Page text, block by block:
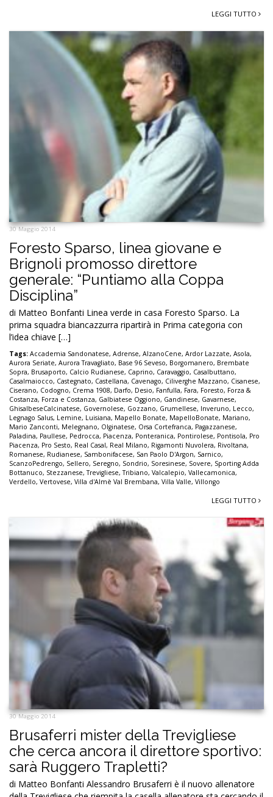
LEGGI TUTTO
30 Maggio 2014
Foresto Sparso, linea giovane e
Brignoli promosso direttore
generale: “Puntiamo alla Coppa
Disciplina”
di Matteo Bonfanti Linea verde in casa Foresto Sparso. La
prima squadra biancazzurra ripartirà in Prima categoria con
l’idea chiave […]
Tags: Accademia Sandonatese, Adrense, AlzanoCene, Ardor Lazzate, Asola,
Aurora Seriate, Aurora Travagliato, Base 96 Seveso, Borgomanero, Brembate
Sopra, Brusaporto, Calcio Rudianese, Caprino, Caravaggio, Casalbuttano,
Casalmaiocco, Castegnato, Castellana, Cavenago, Ciliverghe Mazzano, Cisanese,
Ciserano, Codogno, Crema 1908, Darfo, Desio, Fanfulla, Fara, Foresto, Forza &
Costanza, Forza e Costanza, Galbiatese Oggiono, Gandinese, Gavarnese,
GhisalbeseCalcinatese, Governolese, Gozzano, Grumellese, Inveruno, Lecco,
Legnago Salus, Lemine, Luisiana, Mapello Bonate, MapelloBonate, Mariano,
Mario Zanconti, Melegnano, Olginatese, Orsa Cortefranca, Pagazzanese,
Paladina, Paullese, Pedrocca, Piacenza, Ponteranica, Pontirolese, Pontisola, Pro
Piacenza, Pro Sesto, Real Casal, Real Milano, Rigamonti Nuvolera, Rivoltana,
Romanese, Rudianese, Sambonifacese, San Paolo D'Argon, Sarnico,
ScanzoPedrengo, Sellero, Seregno, Sondrio, Soresinese, Sovere, Sporting Adda
Bottanuco, Stezzanese,Trevigliese,Tribiano, Valcalepio, Vallecamonica,
Verdello, Vertovese, Villa d'Almè Val Brembana, Villa Valle, Villongo
LEGGI TUTTO
30 Maggio 2014
Brusaferri mister della Trevigliese
che cerca ancora il direttore sportivo:
sarà Ruggero Trapletti?
di Matteo Bonfanti Alessandro Brusaferri è il nuovo allenatore